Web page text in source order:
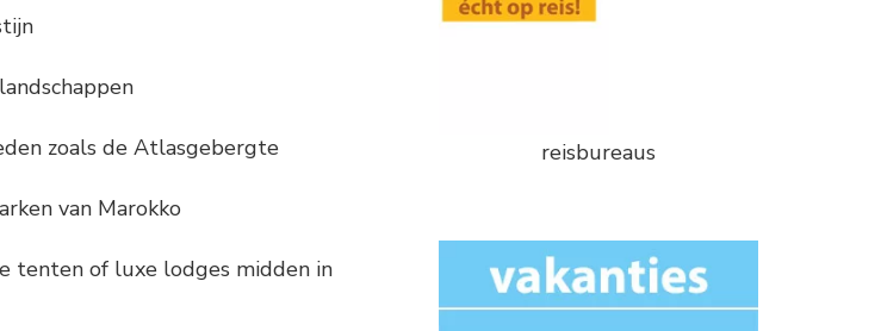
zoals de Atlasgebergte
van Marokko
tenten of luxe lodges midden in
reisbureaus